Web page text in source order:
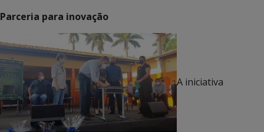
Parceria para inovação
A iniciativa